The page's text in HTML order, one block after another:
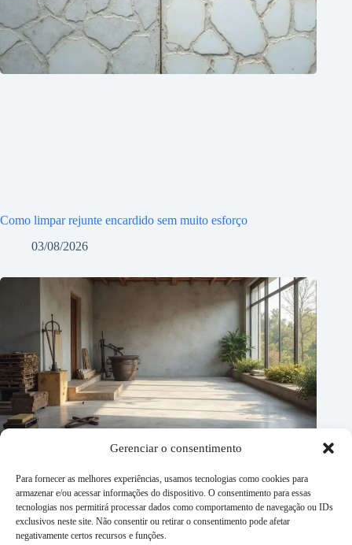
Gerenciar o consentimento
Para fornecer as melhores experiências, usamos tecnologias como cookies para
armazenar e/ou acessar informações do dispositivo. O consentimento para essas
tecnologias nos permitirá processar dados como comportamento de navegação ou IDs
exclusivos neste site. Não consentir ou retirar o consentimento pode afetar
negativamente certos recursos e funções.
Como limpar rejunte encardido sem muito esforço
03/08/2026